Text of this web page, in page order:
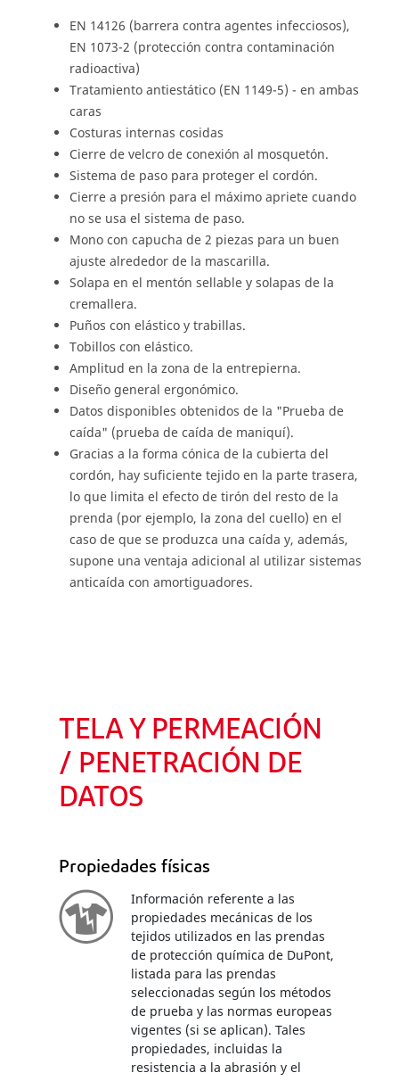
EN 14126 (barrera contra agentes infecciosos),
EN 1073-2 (protección contra contaminación
radioactiva)
Tratamiento antiestático (EN 1149-5) - en ambas
caras
Costuras internas cosidas
Cierre de velcro de conexión al mosquetón.
Sistema de paso para proteger el cordón.
Cierre a presión para el máximo apriete cuando
no se usa el sistema de paso.
Mono con capucha de 2 piezas para un buen
ajuste alrededor de la mascarilla.
Solapa en el mentón sellable y solapas de la
cremallera.
Puños con elástico y trabillas.
Tobillos con elástico.
Amplitud en la zona de la entrepierna.
Diseño general ergonómico.
Datos disponibles obtenidos de la "Prueba de
caída" (prueba de caída de maniquí).
Gracias a la forma cónica de la cubierta del
cordón, hay suficiente tejido en la parte trasera,
lo que limita el efecto de tirón del resto de la
prenda (por ejemplo, la zona del cuello) en el
caso de que se produzca una caída y, además,
supone una ventaja adicional al utilizar sistemas
anticaída con amortiguadores.
TELA Y PERMEACIÓN
/ PENETRACIÓN DE
DATOS
Propiedades físicas
Información referente a las
propiedades mecánicas de los
tejidos utilizados en las prendas
de protección química de DuPont,
listada para las prendas
seleccionadas según los métodos
de prueba y las normas europeas
vigentes (si se aplican). Tales
propiedades, incluidas la
resistencia a la abrasión y el